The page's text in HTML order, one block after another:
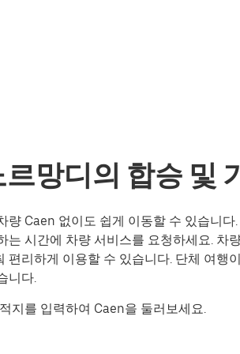
망디의 합승 및
량 Caen 없이도 쉽게 이동할 수 있습니
는 시간에 차량 서비스를 요청하세요. 차
편리하게 이용할 수 있습니다. 단체 여행
니다.
지를 입력하여 Caen을 둘러보세요.